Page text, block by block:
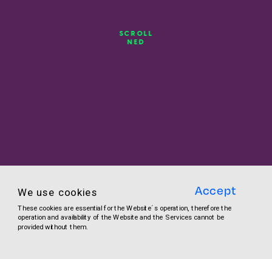
SCROLL
NED
We use cookies
These cookies are essential for the Website´s operation, therefore the
operation and availability of the Website and the Services cannot be
provided without them.
Accept